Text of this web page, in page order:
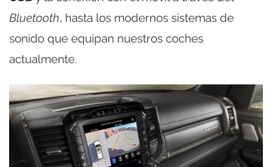
Bluetooth, hasta los modernos sistemas de
sonido que equipan nuestros coches
actualmente.